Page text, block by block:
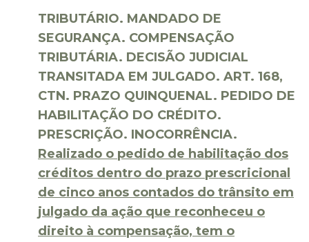
TRIBUTÁRIO. MANDADO DE
SEGURANÇA. COMPENSAÇÃO
TRIBUTÁRIA. DECISÃO JUDICIAL
TRANSITADA EM JULGADO. ART. 168,
CTN. PRAZO QUINQUENAL. PEDIDO DE
HABILITAÇÃO DO CRÉDITO.
PRESCRIÇÃO. INOCORRÊNCIA.
Realizado o pedido de habilitação dos
créditos dentro do prazo prescricional
de cinco anos contados do trânsito em
julgado da ação que reconheceu o
direito à compensação, tem o